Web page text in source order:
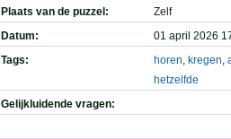
Plaats van de puzzel:
Zelf
Datum:
01 april 2026
Tags:
horen, kregen,
hetzelfde
Gelijkluidende vragen: